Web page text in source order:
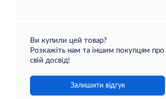
Ви купили цей товар?
Розкажіть нам та іншим покупцям про
свій досвід!
Залишити відгук